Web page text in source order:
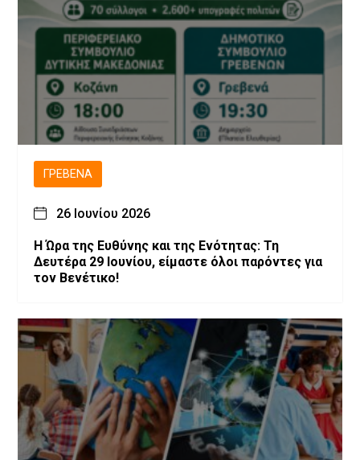
ΓΡΕΒΕΝΆ
26 Ιουνίου 2026
Η Ώρα της Ευθύνης και της Ενότητας: Τη
Δευτέρα 29 Ιουνίου, είμαστε όλοι παρόντες για
τον Βενέτικο!